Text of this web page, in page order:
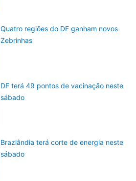
Quatro regiões do DF ganham novos
Zebrinhas
DF terá 49 pontos de vacinação neste
sábado
Brazlândia terá corte de energia neste
sábado